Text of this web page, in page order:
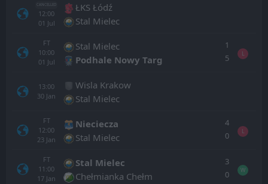
CANCELLED
12:00
01 Jul
ŁKS Łódź
Stal Mielec
FT
10:00
01 Jul
Stal Mielec
Podhale Nowy Targ
1
5
L
13:00
30 Jan
Wisla Krakow
Stal Mielec
FT
12:00
23 Jan
Nieciecza
Stal Mielec
4
0
L
FT
11:00
17 Jan
Stal Mielec
Chełmianka Chełm
3
0
W